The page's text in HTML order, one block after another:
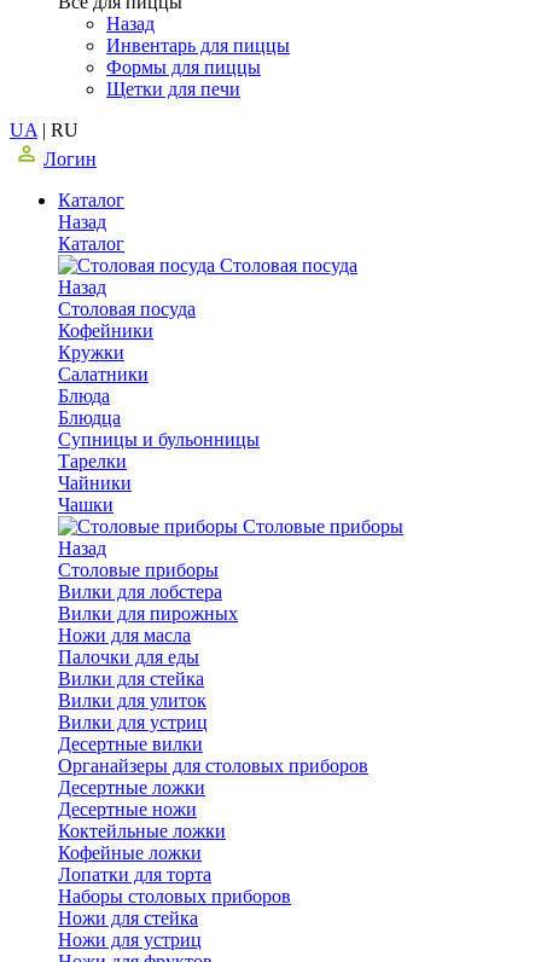
Назад
Инвентарь для пиццы
Формы для пиццы
Щетки для печи
UA | RU
Логин
Каталог
Назад
Каталог
Столовая посуда
Назад
Столовая посуда
Кофейники
Кружки
Салатники
Блюда
Блюдца
Супницы и бульонницы
Тарелки
Чайники
Чашки
Cтоловые приборы
Назад
Cтоловые приборы
Вилки для лобстера
Вилки для пирожных
Ножи для масла
Палочки для еды
Вилки для стейка
Вилки для улиток
Вилки для устриц
Десертные вилки
Органайзеры для столовых приборов
Десертные ложки
Десертные ножи
Коктейльные ложки
Кофейные ложки
Лопатки для торта
Наборы столовых приборов
Ножи для стейка
Ножи для устриц